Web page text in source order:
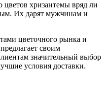
цветов хризантемы вряд ли
Их дарят мужчинам и
цветочного рынка и
своим
значительный выбор
условия доставки.